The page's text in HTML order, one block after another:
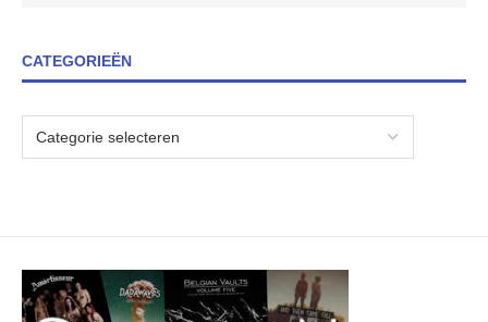
CATEGORIEËN